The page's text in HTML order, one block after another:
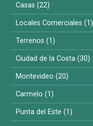
Casas (22)
Locales Comerciales (1)
Terrenos (1)
Ciudad de la Costa (30)
Montevideo (20)
Carmelo (1)
Punta del Este (1)